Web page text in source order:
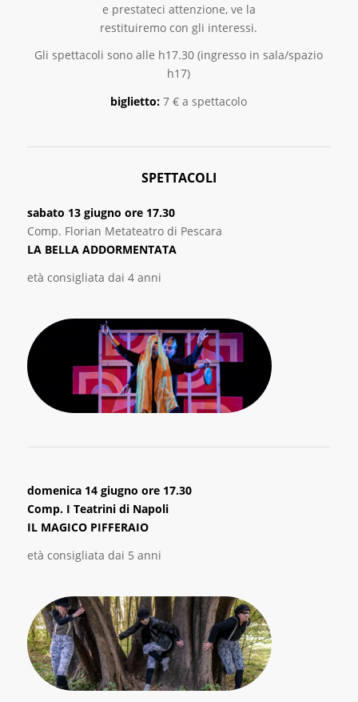
e prestateci attenzione, ve la
restituiremo con gli interessi.
Gli spettacoli sono alle h17.30 (ingresso in sala/spazio
h17)
biglietto: 7 € a spettacolo
SPETTACOLI
sabato 13 giugno ore 17.30
Comp. Florian Metateatro di Pescara
LA BELLA ADDORMENTATA
età consigliata dai 4 anni
domenica 14 giugno ore 17.30
Comp. I Teatrini di Napoli
IL MAGICO PIFFERAIO
età consigliata dai 5 anni